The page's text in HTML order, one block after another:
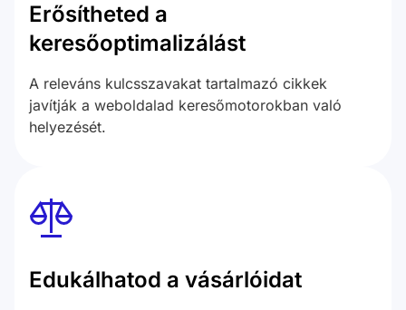
Erősítheted a
keresőoptimalizálást
A releváns kulcsszavakat tartalmazó cikkek
javítják a weboldalad keresőmotorokban való
helyezését.
Edukálhatod a vásárlóidat